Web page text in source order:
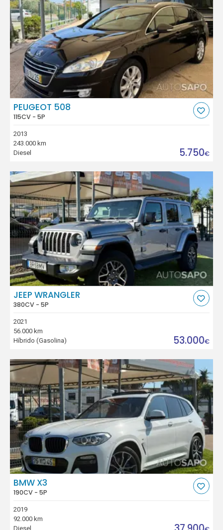
PEUGEOT 508
115CV - 5P
2013
243.000 km
Diesel
5.750€
JEEP WRANGLER
380CV - 5P
2021
56.000 km
Híbrido (Gasolina)
53.000€
BMW X3
190CV - 5P
2019
92.000 km
Diesel